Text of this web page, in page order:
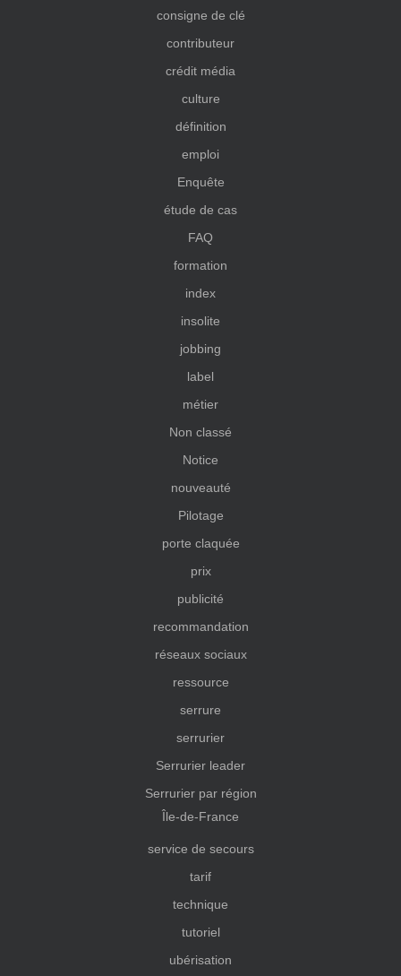
consigne de clé
contributeur
crédit média
culture
définition
emploi
Enquête
étude de cas
FAQ
formation
index
insolite
jobbing
label
métier
Non classé
Notice
nouveauté
Pilotage
porte claquée
prix
publicité
recommandation
réseaux sociaux
ressource
serrure
serrurier
Serrurier leader
Serrurier par région
Île-de-France
service de secours
tarif
technique
tutoriel
ubérisation